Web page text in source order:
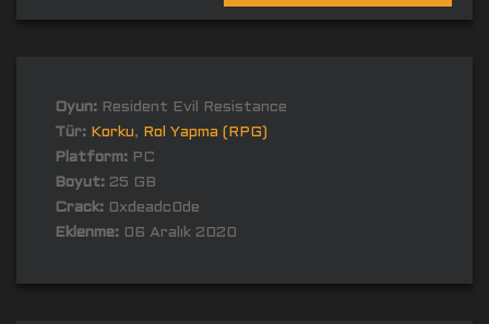
Oyun: Resident Evil Resistance
Tür: Korku,
Rol Yapma (RPG)
Platform: PC
Boyut: 25 GB
Crack: 0xdeadc0de
Eklenme: 06 Aralık 2020